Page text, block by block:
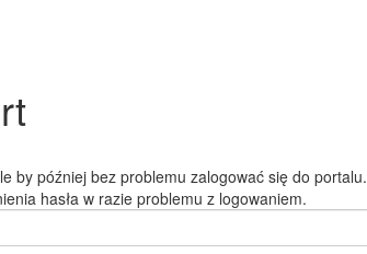
by później bez problemu zalogować się do portalu.
hasła w razie problemu z logowaniem.